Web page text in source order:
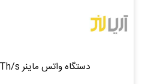
دستگاه واتس ماینر M60S 186Th/s